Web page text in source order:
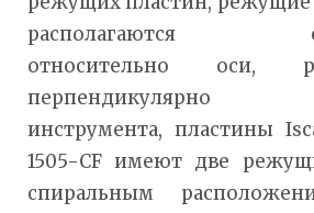
располагаются
относительно оси,
перпендикулярно
инструмента, пластины
1505-CF имеют две
спиральным